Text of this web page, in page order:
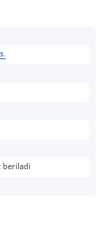
beriladi